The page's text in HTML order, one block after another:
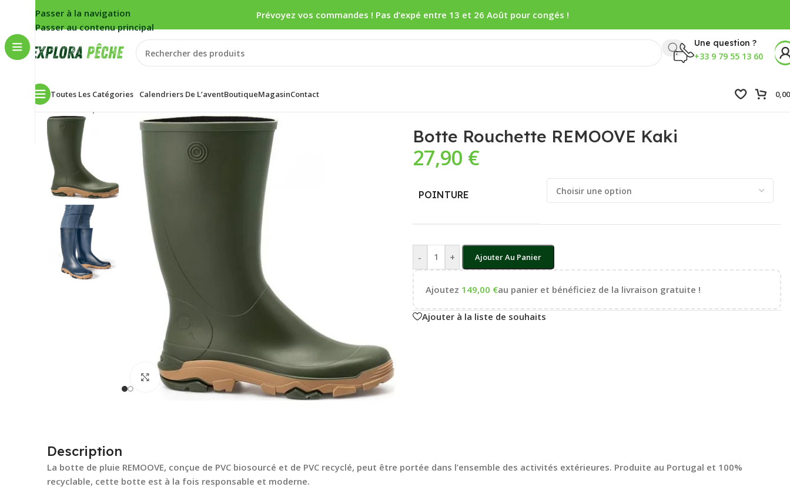
Passer à la navigation
Passer au contenu principal
Prévoyez vos commandes ! Pas d’expé entre 13 et 26 Août pour congés !
Une question ?
+33 9 79 55 13 60
Toutes Les Catégories Calendriers De L’aventBoutiqueMagasinContact
Accueil
Cliquez pour agrandir
Botte Rouchette REMOOVE Kaki
27,90 €
POINTURE
- + Ajouter Au Panier
Ajoutez 149,00 €au panier et bénéficiez de la livraison gratuite !
Ajouter à la liste de souhaits
Description
La botte de pluie REMOOVE, conçue de PVC biosourcé et de PVC recyclé, peut être portée dans l’ensemble des activités extérieures. Produite au Portugal et 100%
recyclable, cette botte est à la fois responsable et moderne.